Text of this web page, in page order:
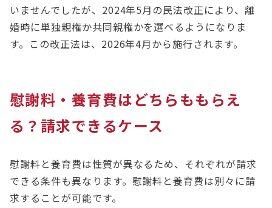
いませんでしたが、2024年5月の民法改正により、離
婚時に単独親権か共同親権かを選べるようになりま
す。この改正法は、2026年4月から施行されます。
慰謝料・養育費はどちらももらえ
る？請求できるケース
慰謝料と養育費は性質が異なるため、それぞれが請求
できる条件も異なります。慰謝料と養育費は別々に請
求することが可能です。